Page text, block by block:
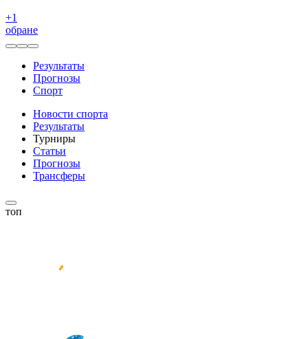
+1
обране
Результаты
Прогнозы
Спорт
Новости спорта
Результаты
Турниры
Статьи
Прогнозы
Трансферы
топ